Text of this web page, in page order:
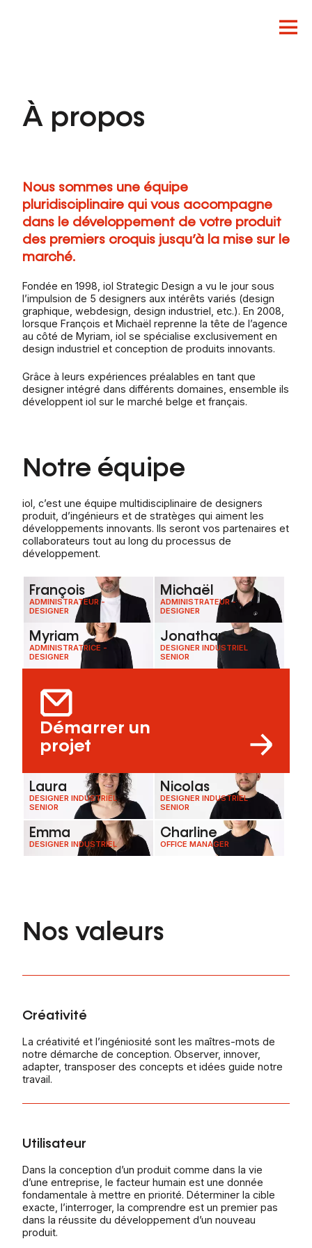
Innovation
FR
À propos
Nous sommes une équipe
pluridisciplinaire qui vous accompagne
dans le développement de votre produit
des premiers croquis jusqu’à la mise sur le
marché.
Fondée en 1998, iol Strategic Design a vu le jour sous
l’impulsion de 5 designers aux intérêts variés (design
graphique, webdesign, design industriel, etc.). En 2008,
lorsque François et Michaël reprenne la tête de l’agence
au côté de Myriam, iol se spécialise exclusivement en
design industriel et conception de produits innovants.
Grâce à leurs expériences préalables en tant que
designer intégré dans différents domaines, ensemble ils
développent iol sur le marché belge et français.
Notre équipe
iol, c’est une équipe multidisciplinaire de designers
produit, d’ingénieurs et de stratèges qui aiment les
développements innovants. Ils seront vos partenaires et
collaborateurs tout au long du processus de
développement.
François
ADMINISTRATEUR -
DESIGNER
Michaël
ADMINISTRATEUR -
DESIGNER
Myriam
ADMINISTRATRICE -
DESIGNER
Jonathan
DESIGNER INDUSTRIEL
SENIOR
Démarrer un
projet
Laura
DESIGNER INDUSTRIEL
SENIOR
Nicolas
DESIGNER INDUSTRIEL
SENIOR
Emma
DESIGNER INDUSTRIEL
Charline
OFFICE MANAGER
Nos valeurs
Créativité
La créativité et l’ingéniosité sont les maîtres-mots de
notre démarche de conception. Observer, innover,
adapter, transposer des concepts et idées guide notre
travail.
Utilisateur
Dans la conception d’un produit comme dans la vie
d’une entreprise, le facteur humain est une donnée
fondamentale à mettre en priorité. Déterminer la cible
exacte, l’interroger, la comprendre est un premier pas
dans la réussite du développement d’un nouveau
produit.